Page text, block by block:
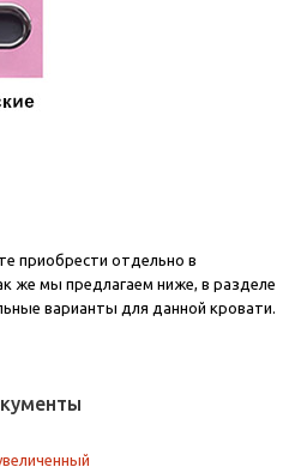
приобрести отдельно в
же мы предлагаем ниже, в разделе
варианты для данной кровати.